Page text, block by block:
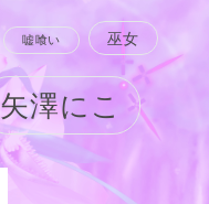
嘘喰い 巫女
矢澤にこ